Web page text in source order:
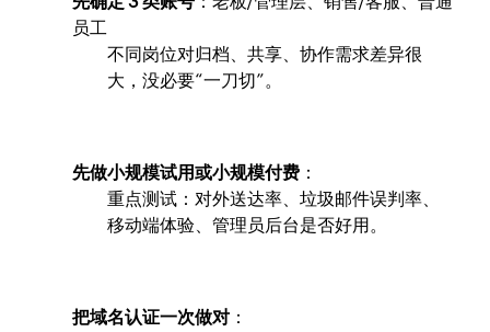
员工
不同岗位对归档、共享、协作需求差异很
大，没必要“一刀切”。
先做小规模试用或小规模付费 ：
重点测试：对外送达率、垃圾邮件误判率、
移动端体验、管理员后台是否好用。
把域名认证一次做对 ：